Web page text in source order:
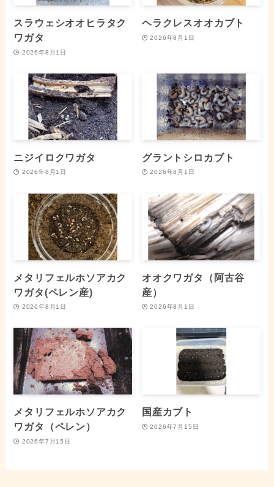
スラウェシオオヒラタク
ワガタ
2026年8月1日
ヘラクレスオオカブト
2026年8月1日
ニジイロクワガタ
2026年8月1日
グラントシロカブト
2026年8月1日
メタリフェルホソアカク
ワガタ(ペレン産)
2026年8月1日
オオクワガタ（阿古谷
産）
2026年8月1日
メタリフェルホソアカク
ワガタ（ペレン）
2026年7月15日
国産カブト
2026年7月15日